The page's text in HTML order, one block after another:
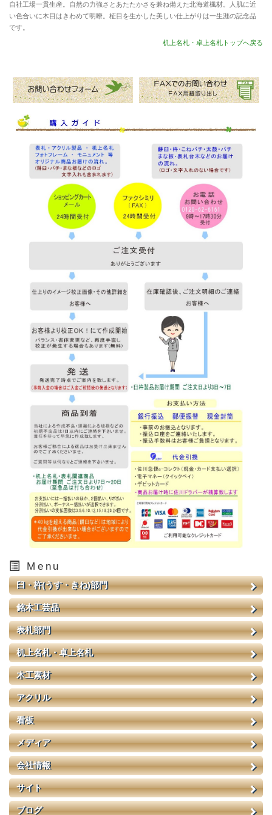
自社工場一貫生産。自然の力強さとあたたかさを兼ね備えた北海道楓材。人肌に近
い色合いに木目はきわめて明瞭。柾目を生かした美しい仕上がりは一生涯の記念品
です。
机上名札・卓上名札トップへ戻る
Menu
臼・杵(うす・きね)部門
銘木工芸品
表札部門
机上名札・卓上名札
木工素材
アクリル
看板
メディア
会社情報
サイト
ブログ